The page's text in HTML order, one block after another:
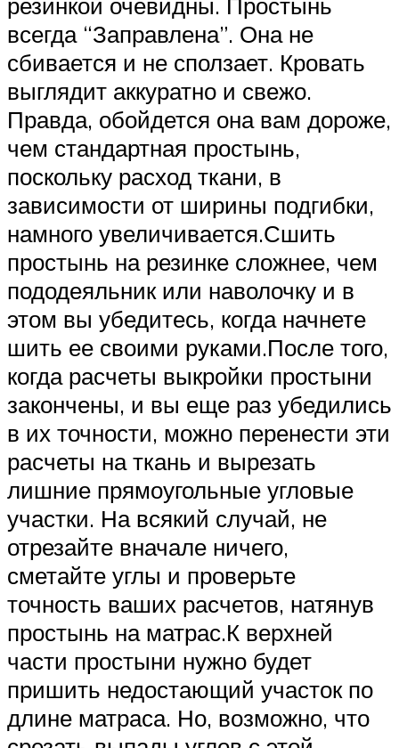
всегда “Заправлена”. Она не
сбивается и не сползает. Кровать
выглядит аккуратно и свежо.
Правда, обойдется она вам дороже,
чем стандартная простынь,
поскольку расход ткани, в
зависимости от ширины подгибки,
намного увеличивается.Сшить
простынь на резинке сложнее, чем
пододеяльник или наволочку и в
этом вы убедитесь, когда начнете
шить ее своими руками.После того,
когда расчеты выкройки простыни
закончены, и вы еще раз убедились
в их точности, можно перенести эти
расчеты на ткань и вырезать
лишние прямоугольные угловые
участки. На всякий случай, не
отрезайте вначале ничего,
сметайте углы и проверьте
точность ваших расчетов, натянув
простынь на матрас.К верхней
части простыни нужно будет
пришить недостающий участок по
длине матраса. Но, возможно, что